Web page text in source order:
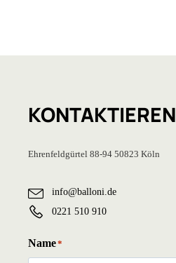
KONTAKTIEREN
Ehrenfeldgürtel 88-94 50823 Köln
info@balloni.de
0221 510 910
Name*